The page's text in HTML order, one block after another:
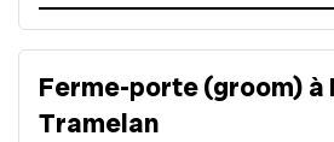
Ferme-porte (groom) à
Tramelan